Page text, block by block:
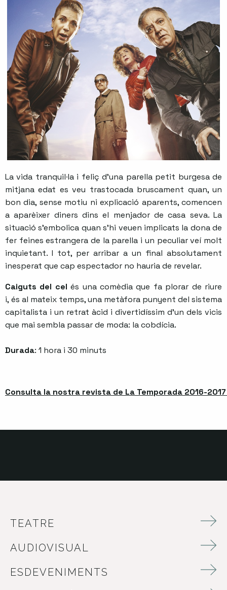
La vida tranquil·la i feliç d'una parella petit burgesa de
mitjana edat es veu trastocada bruscament quan, un
bon dia, sense motiu ni explicació aparents, comencen
a aparèixer diners dins el menjador de casa seva. La
situació s'embolica quan s'hi veuen implicats la dona de
fer feines estrangera de la parella i un peculiar veí molt
inquietant. I tot, per arribar a un final absolutament
inesperat que cap espectador no hauria de revelar.
Caiguts del cel és una comèdia que fa plorar de riure
i, és al mateix temps, una metàfora punyent del sistema
capitalista i un retrat àcid i divertidíssim d'un dels vicis
que mai sembla passar de moda: la cobdícia.
Durada: 1 hora i 30 minuts
Consulta la nostra revista de La Temporada 2016-
TEATRE
AUDIOVISUAL
ESDEVENIMENTS